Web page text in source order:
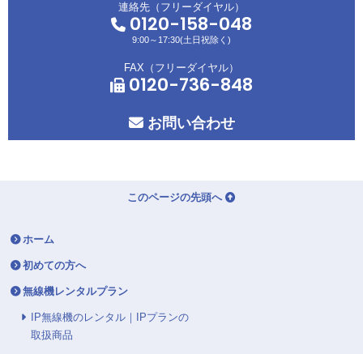
連絡先（フリーダイヤル）
0120-158-048
9:00～17:30(土日祝除く)
FAX（フリーダイヤル）
0120-736-848
お問い合わせ
このページの先頭へ
ホーム
初めての方へ
無線機レンタルプラン
IP無線機のレンタル｜IPプランの
取扱商品